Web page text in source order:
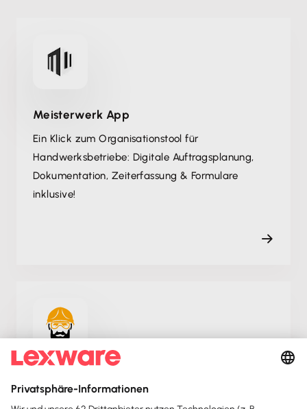
Meisterwerk App
Ein Klick zum Organisationstool für
Handwerksbetriebe: Digitale Auftragsplanung,
Dokumentation, Zeiterfassung & Formulare
inklusive!
Craftboxx: In Minuten zum einfachen Planungs- &